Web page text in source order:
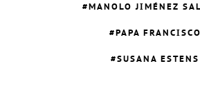
MANOLO JIMÉNEZ
PAPA FRANCISCO
SUSANA ESTENS